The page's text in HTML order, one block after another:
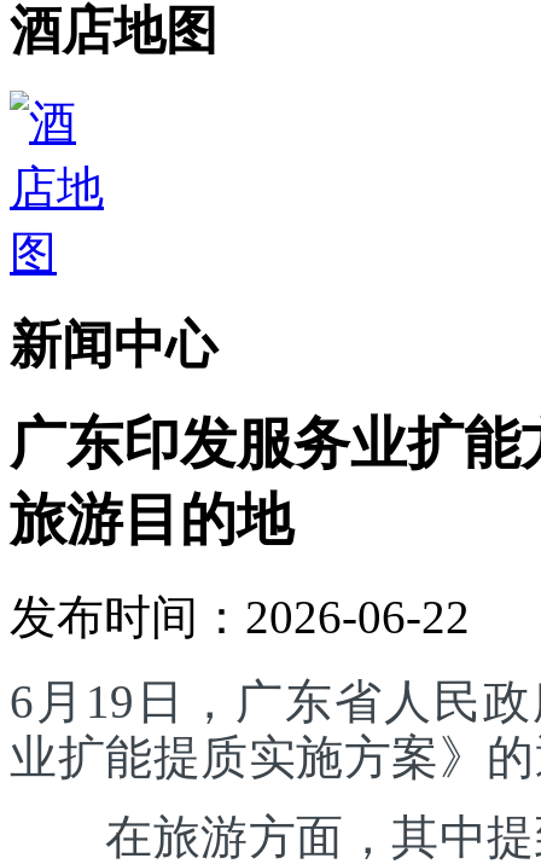
酒店地图
新闻中心
广东印发服务业扩
旅游目的地
发布时间：2026-06-22
6月19日，广东省人民
业扩能提质实施方案》
在旅游方面，其中提